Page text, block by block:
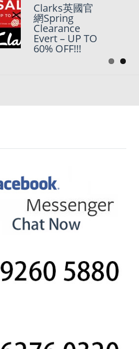
Cyber Monday
Week 不停更
新中
Clarks英國官
網Spring
Clearance
Evert – UP TO
60% OFF!!!